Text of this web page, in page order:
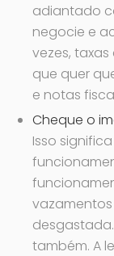
adiantado
negocie e
vezes,
que quer
e notas
Cheque o
Isso
também. A